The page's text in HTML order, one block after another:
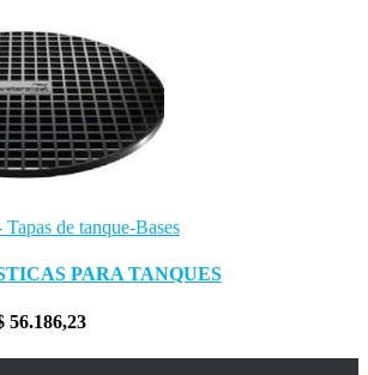
Tapas de tanque-Bases
PARA TANQUES
56.186,23Rango
precios: